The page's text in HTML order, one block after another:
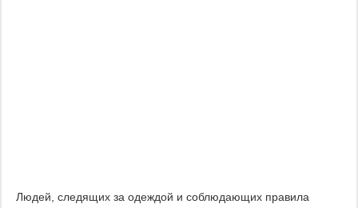
Людей, следящих за одеждой и соблюдающих правила